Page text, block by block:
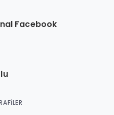
Facebook